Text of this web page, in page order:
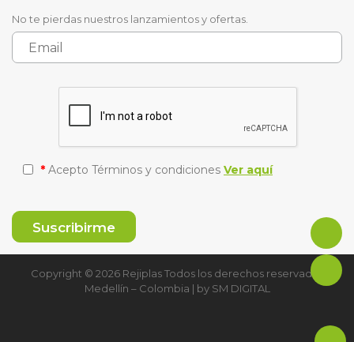
No te pierdas nuestros lanzamientos y ofertas.
* Acepto Términos y condiciones Ver aquí
Copyright © 2026 Rejiplas Todos los derechos reservados
Medellín – Colombia | by SM DIGITAL